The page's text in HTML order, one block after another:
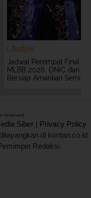
Lifestyle
Jadwal Perempat Final
MLBB 2026: ONIC dan
Bersiap Amankan
reserved.
Siber | Privacy Policy
di kontan.co.id
Redaksi.